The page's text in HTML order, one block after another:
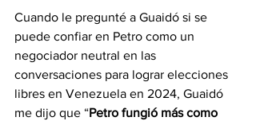
Cuando le pregunté a Guaidó si se
puede confiar en Petro como un
negociador neutral en las
conversaciones para lograr elecciones
libres en Venezuela en 2024, Guaidó
me dijo que “Petro fungió más como